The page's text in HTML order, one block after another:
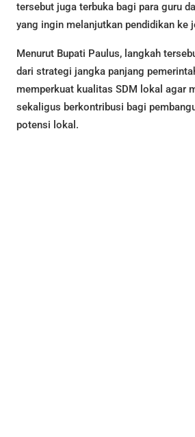
tersebut juga terbuka bagi para guru
yang ingin melanjutkan pendidikan ke
Menurut Bupati Paulus, langkah
dari strategi jangka panjang
memperkuat kualitas SDM lokal agar
sekaligus berkontribusi bagi
potensi lokal.